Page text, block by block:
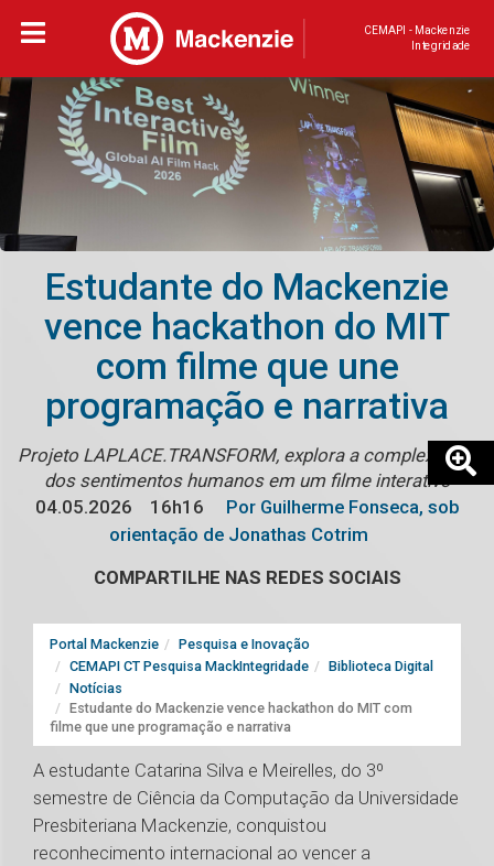
CEMAPI - Mackenzie
Integridade
Estudante do Mackenzie
vence hackathon do MIT
com filme que une
programação e narrativa
Projeto LAPLACE.TRANSFORM, explora a complexidade
dos sentimentos humanos em um filme interativo
04.05.2026
16h16
Por Guilherme Fonseca, sob
orientação de Jonathas Cotrim
COMPARTILHE NAS REDES SOCIAIS
Portal Mackenzie
Pesquisa e Inovação
CEMAPI CT Pesquisa MackIntegridade
Biblioteca Digital
Notícias
Estudante do Mackenzie vence hackathon do MIT com
filme que une programação e narrativa
A estudante Catarina Silva e Meirelles, do 3º
semestre de Ciência da Computação da Universidade
Presbiteriana Mackenzie, conquistou
reconhecimento internacional ao vencer a